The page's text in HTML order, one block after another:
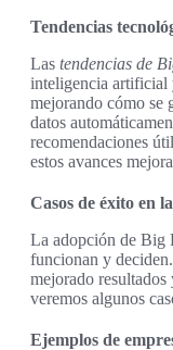
Tendencias
Las tendencias de
inteligencia artificial
mejorando cómo se
datos
recomendaciones
estos avances
Casos de éxito en
La adopción de Big
funcionan y
mejorado
veremos algunos
Ejemplos de